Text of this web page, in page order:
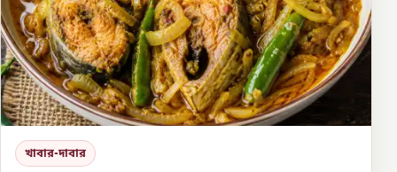
খাবার-দাবার